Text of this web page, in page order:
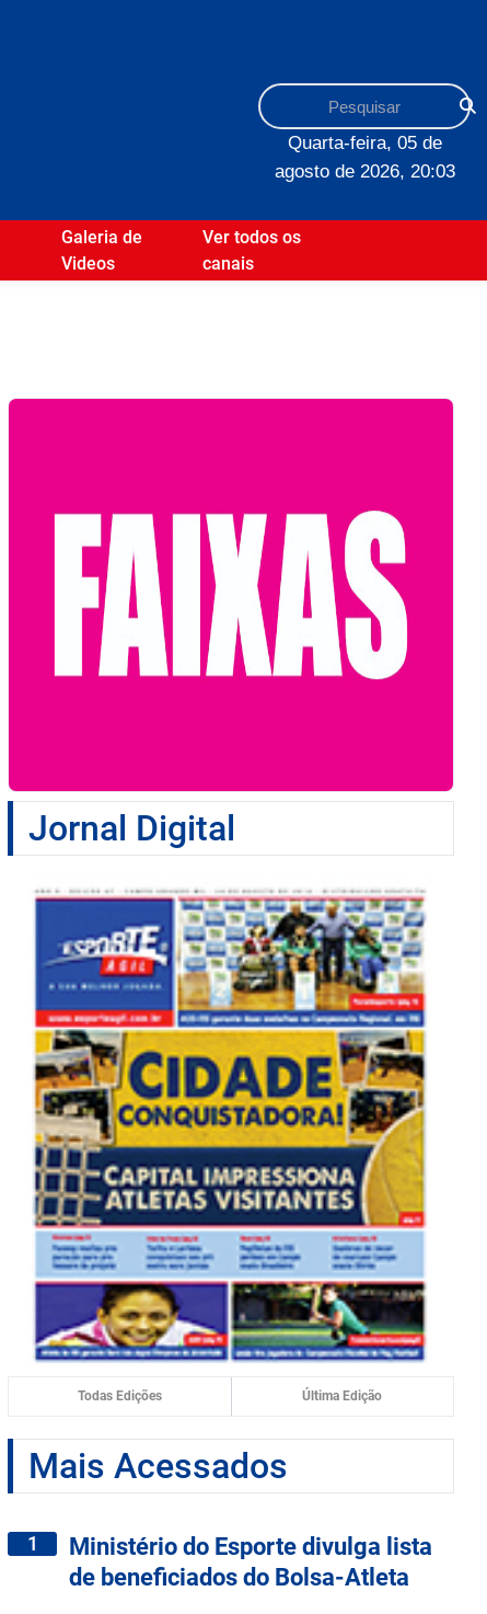
Quarta-feira, 05 de
agosto de 2026, 20:03
Galeria de
Videos
Ver todos os
canais
Jornal Digital
Todas Edições Última Edição
Mais Acessados
1
Ministério do Esporte divulga lista
de beneficiados do Bolsa-Atleta